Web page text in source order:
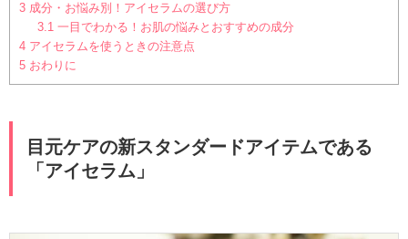
3 成分・お悩み別！アイセラムの選び方
3.1一目でわかる！お肌の悩みとおすすめの成分
4 アイセラムを使うときの注意点
5 おわりに
目元ケアの新スタンダードアイテムである
「アイセラム」